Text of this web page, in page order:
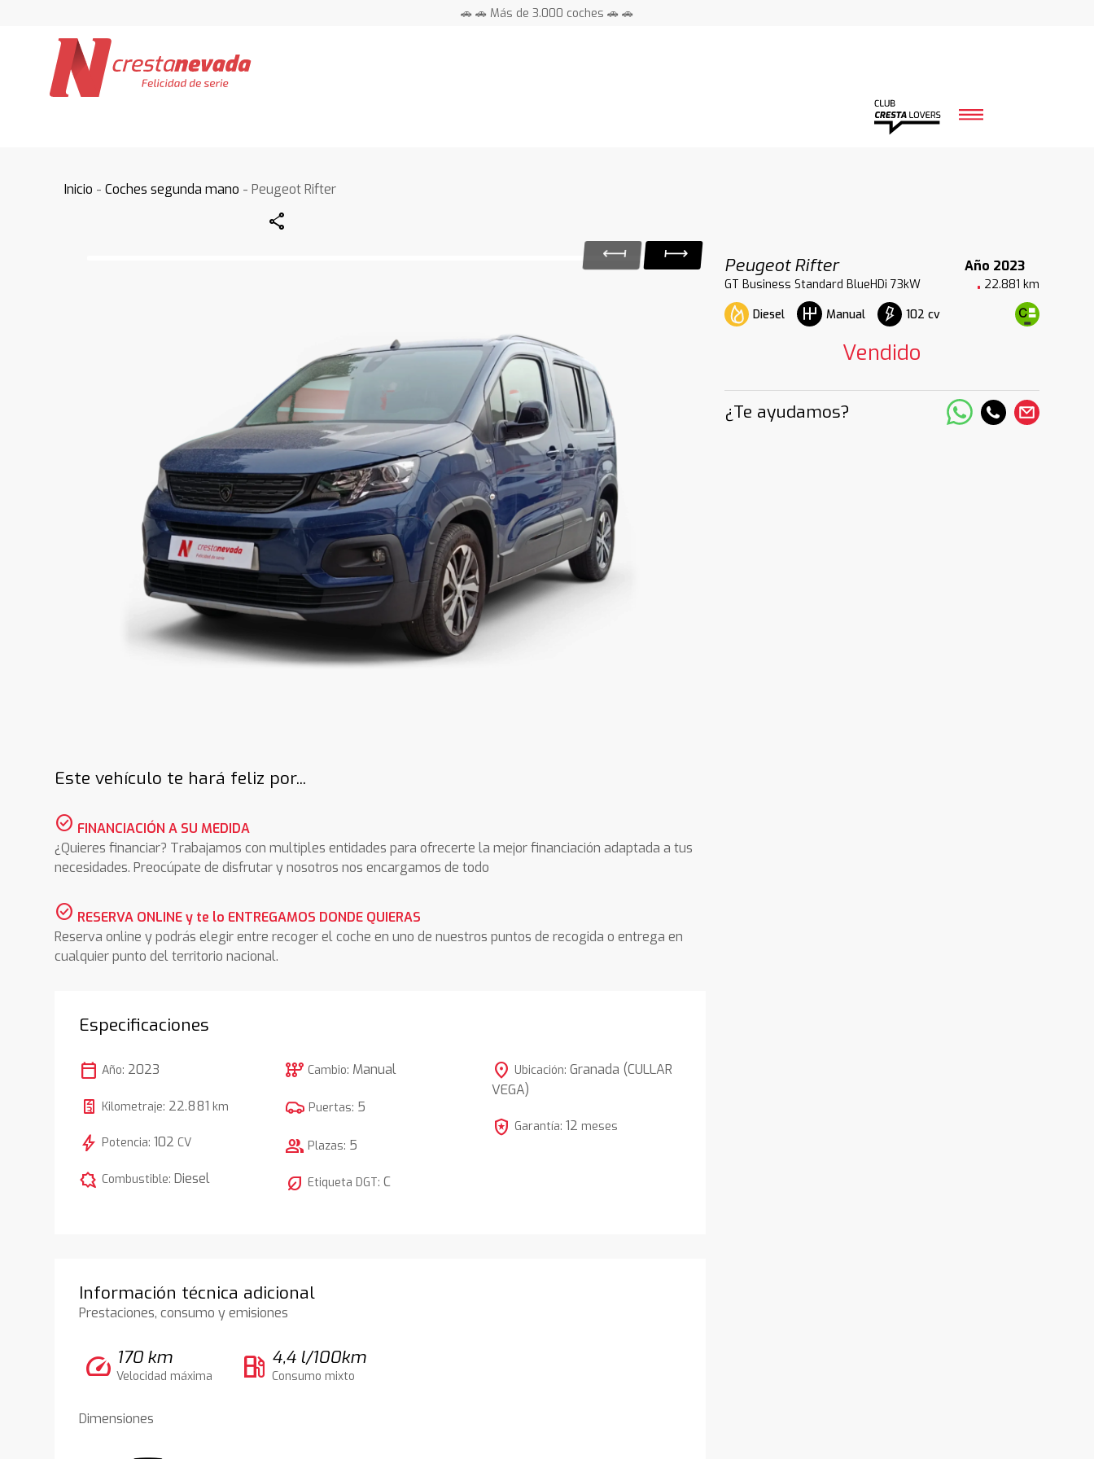
🚗 🚗 Más de 3.000 coches 🚗 🚗
Inicio -Coches segunda mano - Peugeot Rifter
Share
Peugeot Rifter
Año 2023
GT Business Standard BlueHDi 73kW
22.881 km
Diesel
Manual 102 cv
Vendido
¿Te ayudamos?
Este vehículo te hará feliz por...
check_circle FINANCIACIÓN A SU MEDIDA
¿Quieres financiar? Trabajamos con multiples entidades para ofrecerte la mejor financiación adaptada a tus
necesidades. Preocúpate de disfrutar y nosotros nos encargamos de todo
check_circle RESERVA ONLINE y te lo ENTREGAMOS DONDE QUIERAS
Reserva online y podrás elegir entre recoger el coche en uno de nuestros puntos de recogida o entrega en
cualquier punto del territorio nacional.
Especificaciones
calendar_today Año: 2023
Kilometraje: 22.881 km
bolt Potencia:102 CV
comic_bubble Combustible:Diesel
auto_transmission Cambio: Manual
Puertas: 5
group Plazas: 5
nest_eco_leaf Etiqueta DGT:C
location_on Ubicación: Granada (CULLAR
VEGA)
local_police Garantía: 12 meses
Información técnica adicional
Prestaciones, consumo y emisiones
speed 170 km
Velocidad máxima local_gas_station 4,4 l/100km
Consumo mixto
Dimensiones